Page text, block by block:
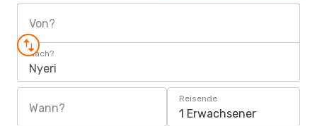
Von?
Nach?
Nyeri
Wann?
Reisende
1 Erwachsener